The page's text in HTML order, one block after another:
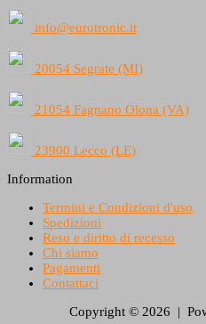
info@eurotronic.it
20054 Segrate (MI)
21054 Fagnano Olona (VA)
23900 Lecco (LE)
Information
Termini e Condizioni d'uso
Spedizioni
Reso e diritto di recesso
Chi siamo
Pagamenti
Contattaci
Copyright © 2026 |